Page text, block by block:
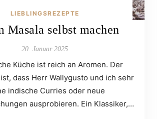
LIEBLINGSREZEPTE
Masala selbst machen
20. Januar 2025
Küche ist reich an Aromen. Der
dass Herr Wallygusto und ich sehr
indische Curries oder neue
ausprobieren. Ein Klassiker,…